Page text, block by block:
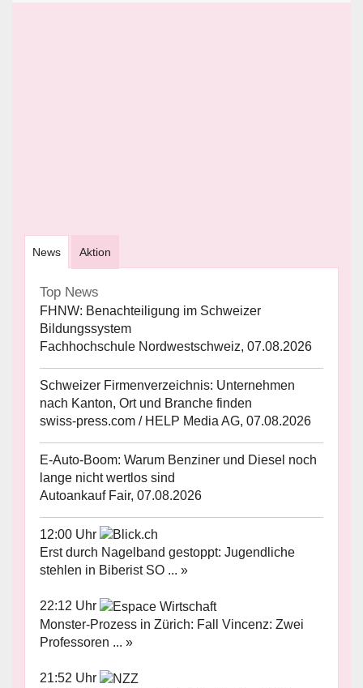
News Aktion
Top News
FHNW: Benachteiligung im Schweizer
Bildungssystem
Fachhochschule Nordwestschweiz, 07.08.2026
Schweizer Firmenverzeichnis: Unternehmen
nach Kanton, Ort und Branche finden
swiss-press.com / HELP Media AG, 07.08.2026
E-Auto-Boom: Warum Benziner und Diesel noch
lange nicht wertlos sind
Autoankauf Fair, 07.08.2026
12:00 Uhr
Erst durch Nagelband gestoppt: Jugendliche
stehlen in Biberist SO ... »
22:12 Uhr
Monster-Prozess in Zürich: Fall Vincenz: Zwei
Professoren ... »
21:52 Uhr